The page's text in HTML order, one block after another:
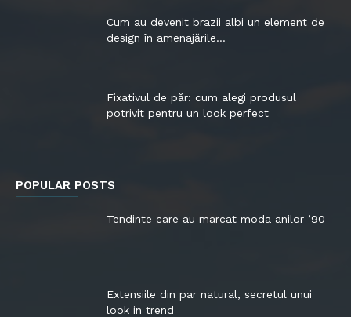
Cum au devenit brazii albi un element de
design în amenajările...
Fixativul de păr: cum alegi produsul
potrivit pentru un look perfect
POPULAR POSTS
Tendinte care au marcat moda anilor ’90
Extensiile din par natural, secretul unui
look in trend